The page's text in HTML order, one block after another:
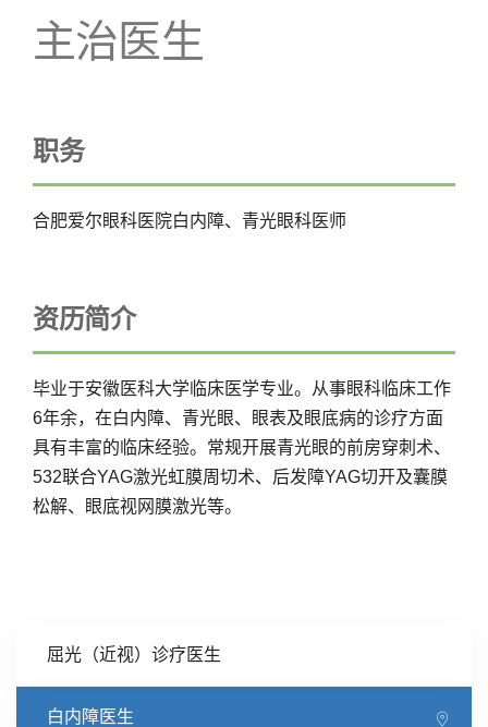
屈光（近视）诊疗医生
白内障医生
主治医生
职务
合肥爱尔眼科医院白内障、青光眼科医师
资历简介
毕业于安徽医科大学临床医学专业。从事眼科临床工作
6年余，在白内障、青光眼、眼表及眼底病的诊疗方面
具有丰富的临床经验。常规开展青光眼的前房穿刺术、
532联合YAG激光虹膜周切术、后发障YAG切开及囊膜
松解、眼底视网膜激光等。